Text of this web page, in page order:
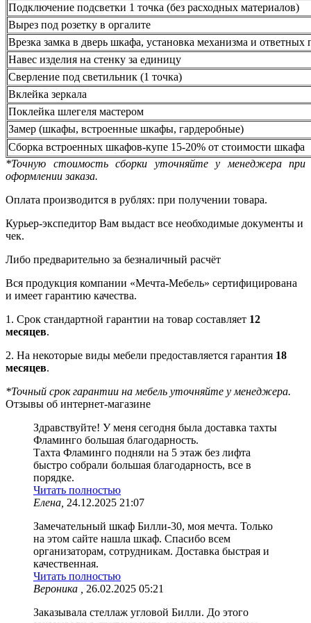
Подключение подсветки 1 точка (без расходных материалов)
Вырез под розетку в оргалите
Врезка замка в дверь шкафа, установка механизма и ответных
Навес изделия на стенку за единицу
Сверление под светильник (1 точка)
Вклейка зеркала
Поклейка шлегеля мастером
Замер (шкафы, встроенные шкафы, гардеробные)
Сборка встроенных шкафов-купе 15-20% от стоимости шкафа
*Точную стоимость сборки уточняйте у менеджера при
оформлении заказа.
Оплата производится в рублях: при получении товара.
Курьер-экспедитор Вам выдаст все необходимые документы и
чек.
Либо предварительно за безналичный расчёт
Вся продукция компании «Мечта-Мебель» сертифицирована
и имеет гарантию качества.
1. Срок стандартной гарантии на товар составляет 12
месяцев.
2. На некоторые виды мебели предоставляется гарантия 18
месяцев.
*Точный срок гарантии на мебель уточняйте у менеджера.
Отзывы об интернет-магазине
Здравствуйте! У меня сегодня была доставка тахты
Фламинго большая благодарность.
Тахта Фламинго подняли на 5 этаж без лифта
быстро собрали большая благодарность, все в
порядке.
Читать полностью
Елена, 24.12.2025 21:07
Замечательный шкаф Билли-30, моя мечта. Только
на этом сайте нашла шкаф. Спасибо всем
организаторам, сотрудникам. Доставка быстрая и
качественная.
Читать полностью
Вероника ,
26.02.2025 05:21
Заказывала стеллаж угловой Билли. До этого